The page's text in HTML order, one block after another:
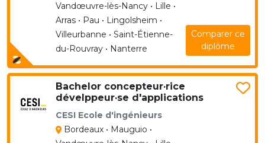
Vandœuvre-lès-Nancy • Lille •
Arras • Pau • Lingolsheim •
Villeurbanne • Saint-Étienne-
du-Rouvray • Nanterre
Comparer ce
diplôme
Bachelor concepteur·rice
dévelppeur·se d'applications
CESI Ecole d'ingénieurs
Bordeaux • Mauguio •